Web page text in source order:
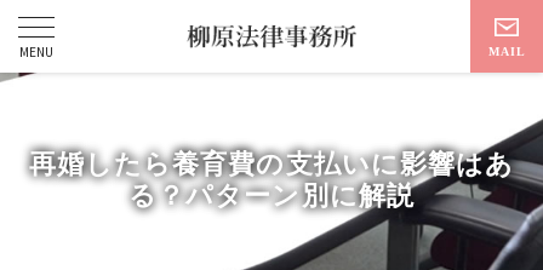
再婚したら養育費の支払いに影響はあ
る？パターン別に解説